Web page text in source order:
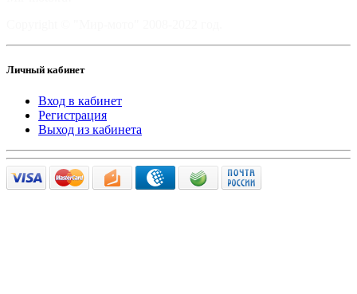
Личный кабинет
Вход в кабинет
Регистрация
Выход из кабинета